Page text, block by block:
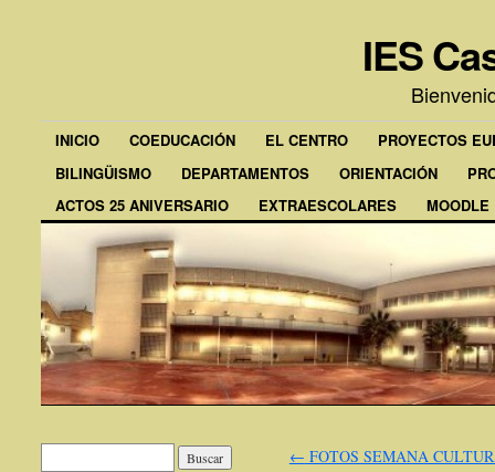
IES
INICIO COEDUCACIÓN EL CENTRO
PROYECTOS
BILINGÜISMO
DEPARTAMENTOS ORIENTACIÓN
ACTOS 25 ANIVERSARIO
EXTRAESCOLARES MOODLE
← FOTOS SEMANA